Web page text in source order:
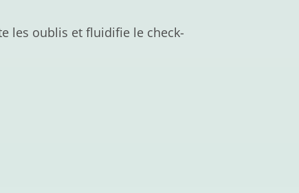
les oublis et fluidifie le check-